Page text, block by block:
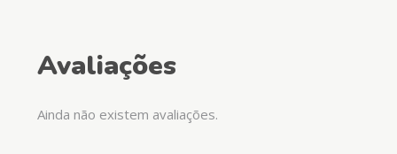
Avaliações
Ainda não existem avaliações.